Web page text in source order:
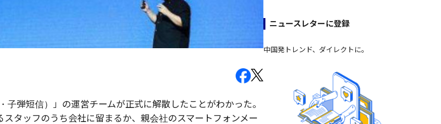
弾短信）」の運営チームが正式に解散したことがわかった。
タッフのうち会社に留まるか、親会社のスマートフォンメー
ニュースレターに登録
中国発トレンド、ダイレクトに。